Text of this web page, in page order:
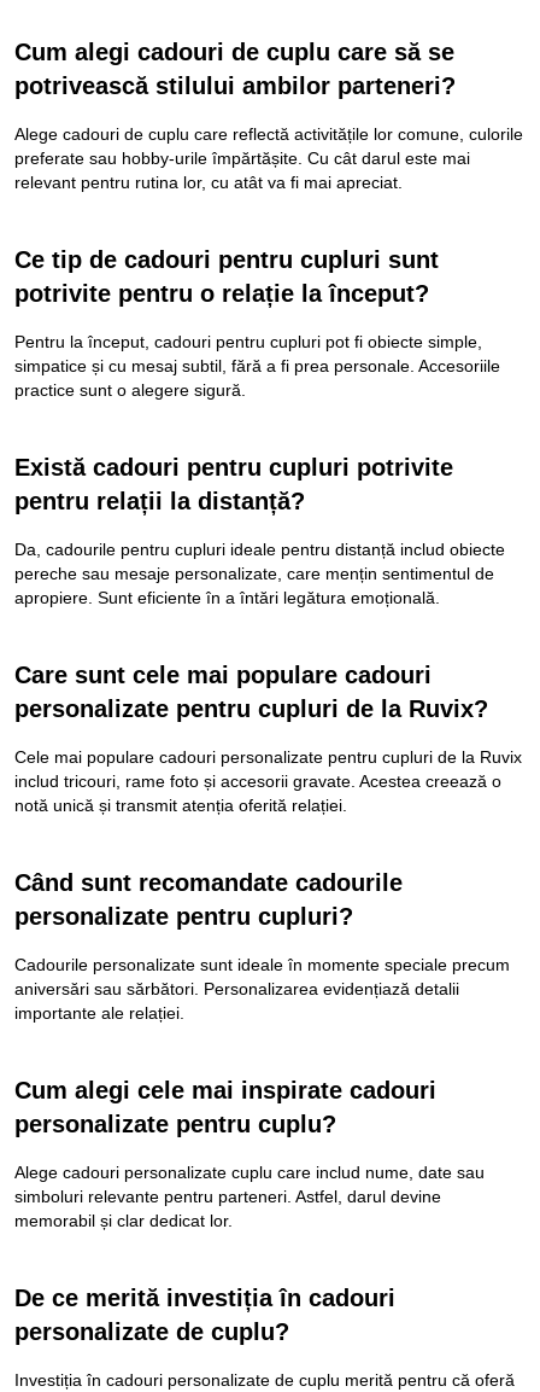
Cum alegi cadouri de cuplu care să se
potrivească stilului ambilor parteneri?
Alege cadouri de cuplu care reflectă activitățile lor comune, culorile
preferate sau hobby-urile împărtășite. Cu cât darul este mai
relevant pentru rutina lor, cu atât va fi mai apreciat.
Ce tip de cadouri pentru cupluri sunt
potrivite pentru o relație la început?
Pentru la început, cadouri pentru cupluri pot fi obiecte simple,
simpatice și cu mesaj subtil, fără a fi prea personale. Accesoriile
practice sunt o alegere sigură.
Există cadouri pentru cupluri potrivite
pentru relații la distanță?
Da, cadourile pentru cupluri ideale pentru distanță includ obiecte
pereche sau mesaje personalizate, care mențin sentimentul de
apropiere. Sunt eficiente în a întări legătura emoțională.
Care sunt cele mai populare cadouri
personalizate pentru cupluri de la Ruvix?
Cele mai populare cadouri personalizate pentru cupluri de la Ruvix
includ tricouri, rame foto și accesorii gravate. Acestea creează o
notă unică și transmit atenția oferită relației.
Când sunt recomandate cadourile
personalizate pentru cupluri?
Cadourile personalizate sunt ideale în momente speciale precum
aniversări sau sărbători. Personalizarea evidențiază detalii
importante ale relației.
Cum alegi cele mai inspirate cadouri
personalizate pentru cuplu?
Alege cadouri personalizate cuplu care includ nume, date sau
simboluri relevante pentru parteneri. Astfel, darul devine
memorabil și clar dedicat lor.
De ce merită investiția în cadouri
personalizate de cuplu?
Investiția în cadouri personalizate de cuplu merită pentru că oferă